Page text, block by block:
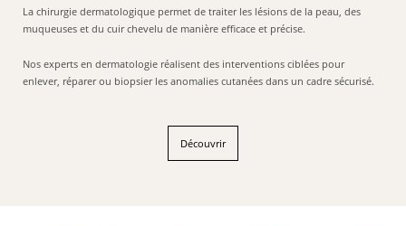
La chirurgie dermatologique permet de traiter les lésions de la peau, des
muqueuses et du cuir chevelu de manière efficace et précise.
Nos experts en dermatologie réalisent des interventions ciblées pour
enlever, réparer ou biopsier les anomalies cutanées dans un cadre sécurisé.
Découvrir